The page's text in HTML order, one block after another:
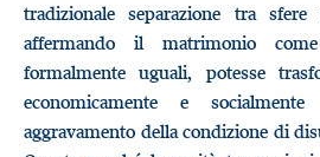
tradizionale separazione tra
affermando il matrimonio
formalmente uguali, potesse
economicamente e
aggravamento della condizione di